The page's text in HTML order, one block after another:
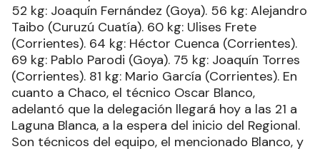
52 kg: Joaquín Fernández (Goya). 56 kg: Alejandro
Taibo (Curuzú Cuatía). 60 kg: Ulises Frete
(Corrientes). 64 kg: Héctor Cuenca (Corrientes).
69 kg: Pablo Parodi (Goya). 75 kg: Joaquín Torres
(Corrientes). 81 kg: Mario García (Corrientes). En
cuanto a Chaco, el técnico Oscar Blanco,
adelantó que la delegación llegará hoy a las 21 a
Laguna Blanca, a la espera del inicio del Regional.
Son técnicos del equipo, el mencionado Blanco, y